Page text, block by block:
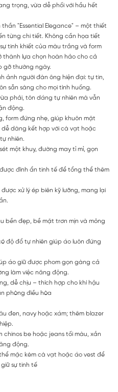
trọng, vừa dễ phối với hầu hết
"Essential Elegance" – một thiết
từng chi tiết. Không cần họa tiết
tinh khiết của màu trắng và form
lựa chọn hoàn hảo cho cả
gỡ thường ngày.
ảnh người đàn ông hiện đại: tự tin,
sẵn sàng cho mọi tình huống.
phải, tôn dáng tự nhiên mà vẫn
động.
form đứng nhẹ, giúp khuôn mặt
dàng kết hợp với cà vạt hoặc
nhiên.
một khuy, đường may tỉ mỉ, gọn
đính ẩn tinh tế để tổng thể thêm
xử lý ép biên kỹ lưỡng, mang lại
bền đẹp, bề mặt trơn mịn và mỏng
độ đổ tự nhiên giúp áo luôn đứng
áo giữ được phom gọn gàng cả
làm việc năng động.
dễ chịu – thích hợp cho khí hậu
phòng điều hòa
đen, navy hoặc xám; thêm blazer
chinos be hoặc jeans tối màu, xắn
động.
mặc kèm cà vạt hoặc áo vest để
sự tinh tế